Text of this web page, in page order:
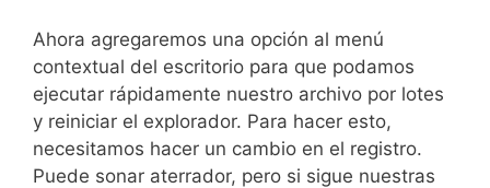
Ahora agregaremos una opción al menú
contextual del escritorio para que podamos
ejecutar rápidamente nuestro archivo por lotes
y reiniciar el explorador. Para hacer esto,
necesitamos hacer un cambio en el registro.
Puede sonar aterrador, pero si sigue nuestras